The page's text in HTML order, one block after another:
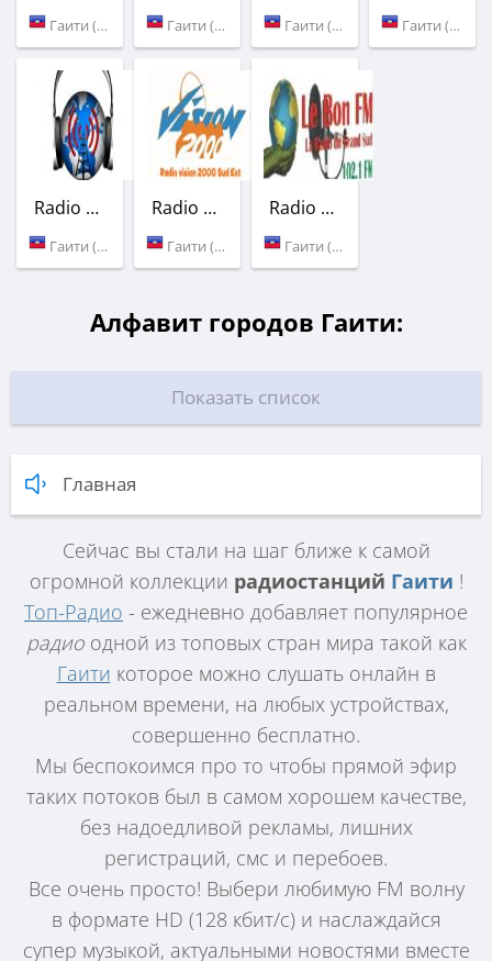
Гаити (104.5 FM) Гаити (99.7 FM) Гаити (90.1 FM) Гаити (93.1 FM)
Radio Miracle Port au Prince Haiti
Гаити (Порт-о-Пренс)
Radio Vision 2000 Sud Est
Гаити (90.9 FM)
Radio Le Bon FM
Гаити (102.1 FM)
Алфавит городов Гаити:
Показать список
Главная
Сейчас вы стали на шаг ближе к самой
огромной коллекции радиостанций Гаити !
Топ-Радио - ежедневно добавляет популярное
радиоодной из топовых стран мира такой как
Гаити которое можно слушать онлайн в
реальном времени, на любых устройствах,
совершенно бесплатно.
Мы беспокоимся про то чтобы прямой эфир
таких потоков был в самом хорошем качестве,
без надоедливой рекламы, лишних
регистраций, смс и перебоев.
Все очень просто! Выбери любимую FM волну
в формате HD (128 кбит/с) и наслаждайся
супер музыкой, актуальными новостями вместе